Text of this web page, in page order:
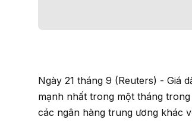
Ngày 21 tháng 9 (Reuters) - Giá dầu giảm vào đầu phiên giao dịch châu Á hôm thứ Năm sau khi giảm
mạnh nhất trong một tháng
các ngân hàng trung ương khác